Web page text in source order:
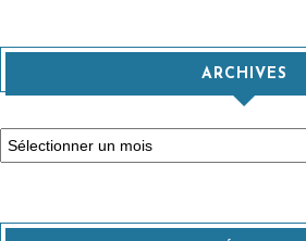
ARCHIVES
Archives